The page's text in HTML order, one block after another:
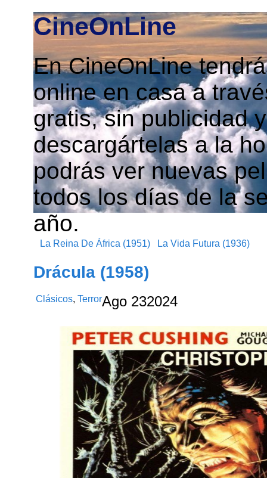
CineOnLine
En CineOnLine
online en casa a
gratis, sin publicidad
descargártelas a la
podrás ver nuevas
todos los días de la
año.
La Reina De África (1951) La Vida Futura (1936)
Drácula (1958)
Clásicos,TerrorAgo 232024